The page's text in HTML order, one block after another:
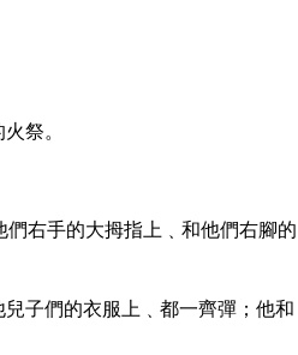
祭。
右手的大拇指上﹑和他們右腳的
子們的衣服上﹑都一齊彈；他和